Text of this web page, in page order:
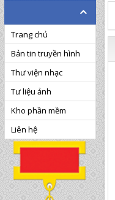
Trang chủ
Bản tin truyền hình
Thư viện nhạc
Tư liệu ảnh
Kho phần mềm
Liên hệ